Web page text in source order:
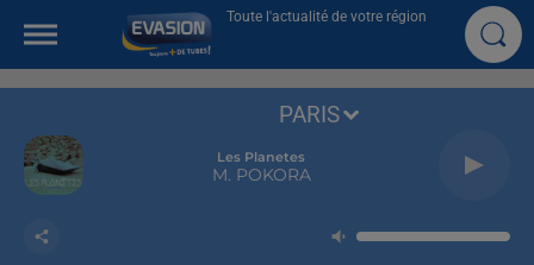
Toute l'actualité de votre région
Les Planetes
M. POKORA
PARIS